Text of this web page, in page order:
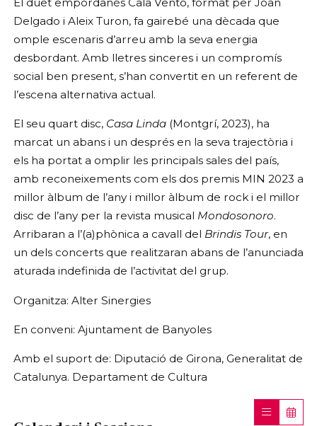
Delgado i Aleix Turon, fa gairebé una dècada que
omple escenaris d’arreu amb la seva energia
desbordant. Amb lletres sinceres i un compromís
social ben present, s’han convertit en un referent de
l’escena alternativa actual.
El seu quart disc, Casa Linda (Montgrí, 2023), ha
marcat un abans i un després en la seva trajectòria i
els ha portat a omplir les principals sales del país,
amb reconeixements com els dos premis MIN 2023 a
millor àlbum de l’any i millor àlbum de rock i el millor
disc de l’any per la revista musical Mondosonoro.
Arribaran a l’(a)phònica a cavall del Brindis Tour, en
un dels concerts que realitzaran abans de l’anunciada
aturada indefinida de l’activitat del grup.
Organitza: Alter Sinergies
En conveni: Ajuntament de Banyoles
Amb el suport de: Diputació de Girona, Generalitat de
Catalunya. Departament de Cultura